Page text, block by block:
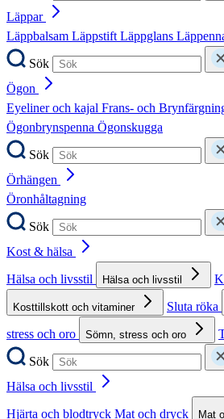
Läppar
Läppbalsam LäppstiftLäppglans
Sök
Ögon
Eyeliner och kajal Frans- och
Ögonbrynspenna Ögonskugga
Sök
Örhängen
Öronhåltagning
Sök
Kost & hälsa
Hälsa och livsstil
Hälsa och livsstil
Kosttillskott och vitaminer Sluta röka
stress och oro
Sömn, stress och oro
Sök
Hälsa och livsstil
Hjärta och blodtryck Mat och dryck Mat